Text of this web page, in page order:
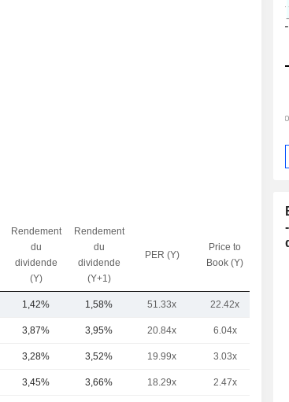
Rendement
du
dividende
(Y)
Rendement
du
dividende
(Y+1)
PER (Y)
Price to
Book (Y)
1,42% 1,58% 51.33x 22.42x
3,87% 3,95% 20.84x 6.04x
3,28% 3,52% 19.99x 3.03x
3,45% 3,66% 18.29x 2.47x